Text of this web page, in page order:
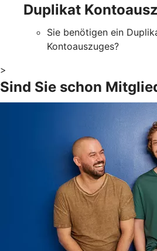
Duplikat
Sie benötigen ein
Kontoauszuges?
>
Sind Sie schon